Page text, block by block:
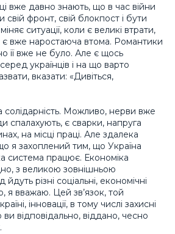
вже давно знають, що в час війни
фронт, свій блокпост і бути
ситуації, коли є великі втрати,
є вже наростаюча втома. Романтики
її вже не було. Але є щось
українців і на що варто
вказати: «Дивіться,
солідарність. Можливо, нерви вже
спалахують, є сварки, напруга
на місці праці. Але здалека
я захоплений тим, що Україна
система працює. Економіка
з великою зовнішньою
різні соціальні, економічні
я вважаю. Цей зв’язок, той
інновації, в тому числі захисні
ви відповідально, віддано, чесно